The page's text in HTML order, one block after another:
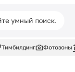
Тимбилдинг Фотозоны